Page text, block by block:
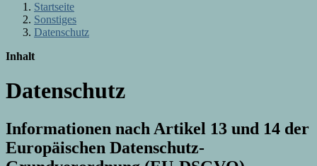
Startseite
Sonstiges
Datenschutz
Inhalt
Datenschutz
Informationen nach Artikel 13 und 14 der
Europäischen Datenschutz-